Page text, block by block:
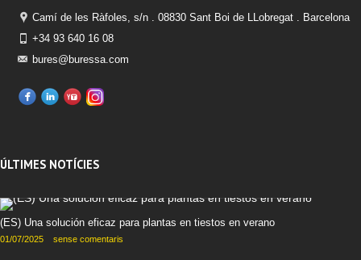
Camí de les Ràfoles, s/n . 08830 Sant Boi de LLobregat . Barcelona
+34 93 640 16 08
bures@buressa.com
ÚLTIMES NOTÍCIES
(ES) Una solución eficaz para plantas en tiestos en verano
01/07/2025 sense comentaris